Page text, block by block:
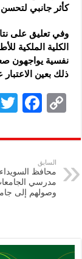
كأثر جانبي لتحسن
وفي تعليق على
الكلية الملكية
نفسية يواجهون
ذلك بعين
C
p
y
Li
n
F
eb
k
السابق
محافظ
مدرسي
وصولهم إلى